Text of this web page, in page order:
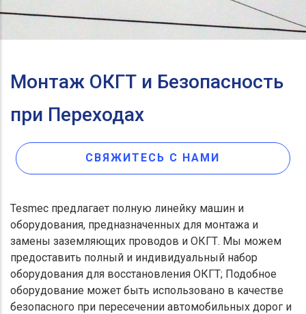
Монтаж ОКГТ и Безопасность
при Переходах
СВЯЖИТЕСЬ С НАМИ
Tesmec предлагает полную линейку машин и
оборудования, предназначенных для монтажа и
замены заземляющих проводов и ОКГТ. Мы можем
предоставить полный и индивидуальный набор
оборудования для восстановления ОКГТ; Подобное
оборудование может быть использовано в качестве
безопасного при пересечении автомобильных дорог и